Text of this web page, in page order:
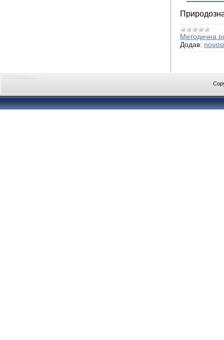
Методична
Додав: